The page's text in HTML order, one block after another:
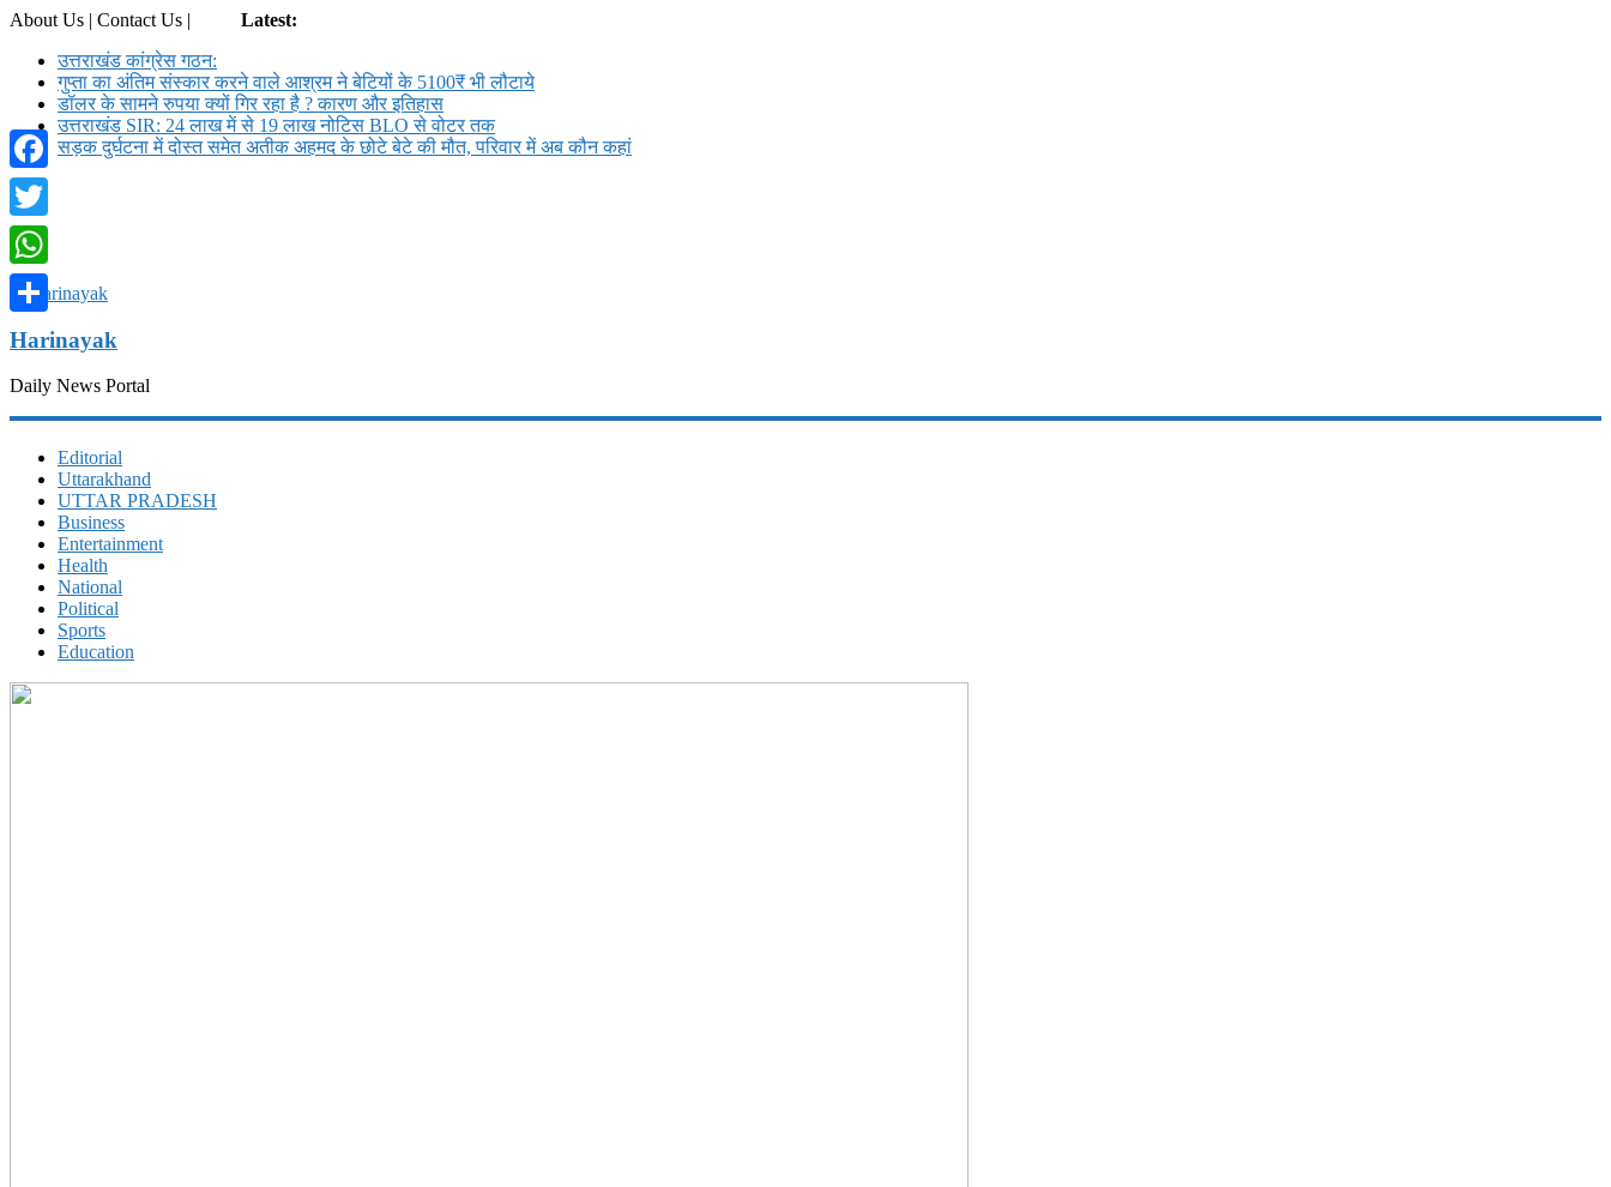
About Us | Contact Us |
Latest:
उत्तराखंड कांग्रेस गठन:
गुप्ता का अंतिम संस्कार करने वाले आश्रम ने बेटियों के 5100₹ भी लौटाये
डॉलर के सामने रुपया क्यों गिर रहा है ? कारण और इतिहास
उत्तराखंड SIR: 24 लाख में से 19 लाख नोटिस BLO से वोटर तक
सड़क दुर्घटना में दोस्त समेत अतीक अहमद के छोटे बेटे की मौत, परिवार में अब कौन कहां
Harinayak
Daily News Portal
Editorial
Uttarakhand
UTTAR PRADESH
Business
Entertainment
Health
National
Political
Sports
Education
Facebook
Twitter
WhatsApp
Share